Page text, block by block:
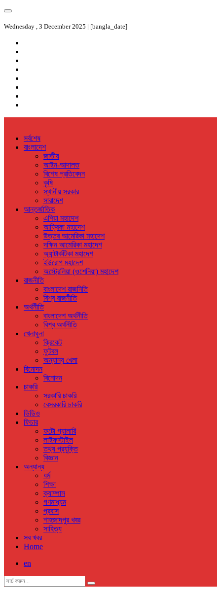
Wednesday , 3 December 2025 | [bangla_date]
সর্বশেষ
বাংলাদেশ
জাতীয়
আইন-আদালত
বিশেষ প্রতিবেদন
কৃষি
স্থানীয় সরকার
সারাদেশ
আন্তর্জাতিক
এশিয়া মহাদেশ
আফ্রিকা মহাদেশ
উত্তর আমেরিকা মহাদেশ
দক্ষিন আমেরিকা মহাদেশ
অ্যান্টার্কটিকা মহাদেশ
ইউরোপ মহাদেশ
অস্ট্রেলিয়া (ওশেনিয়া) মহাদেশ
রাজনীতি
বাংলাদেশ রাজনিতি
বিশ্ব রাজনীতি
অর্থনীতি
বাংলাদেশ অর্থনীতি
বিশ্ব অর্থনীতি
খেলাধুলা
ক্রিকেট
ফুটবল
অন্যান্য খেলা
বিনোদন
বিনোদন
চাকরি
সরকারি চাকরি
বেসরকারি চাকরি
ভিডিও
ফিচার
ফটো গ্যালারি
লাইফস্টাইল
তথ্য প্রযুক্তি
বিজ্ঞান
অন্যান্য
ধর্ম
শিক্ষা
ক্যাম্পাস
গণমাধ্যম
প্রবাস
শাহজাদপুর খবর
সাহিত্য
সব খবর
Home
en